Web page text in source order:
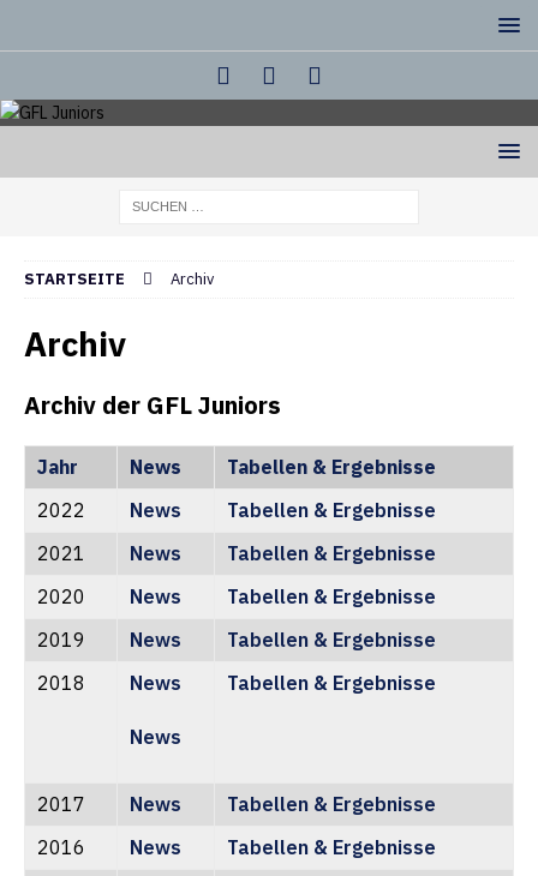
STARTSEITE Archiv
Archiv
Archiv der GFL Juniors
Jahr News
Tabellen & Ergebnisse
2022
News
Tabellen & Ergebnisse
2021
News
Tabellen & Ergebnisse
2020
News
Tabellen & Ergebnisse
2019
News
Tabellen & Ergebnisse
2018
News
News
Tabellen & Ergebnisse
2017 News
Tabellen & Ergebnisse
2016
News
Tabellen & Ergebnisse